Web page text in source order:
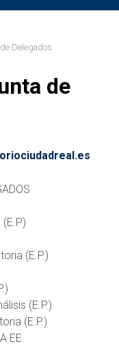
Delegados
de
(E.P)
(E.P.)
(E.P.)
(E.P.)
EE